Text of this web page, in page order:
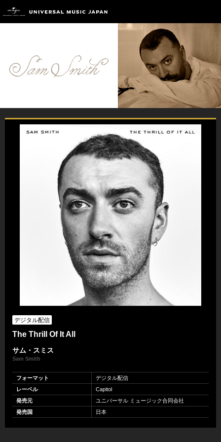
デジタル配信
The Thrill Of It All
サム・スミス
Sam Smith
フォーマット
デジタル配信
レーベル
Capitol
発売元
ユニバーサル ミュージック合同会社
発売国
日本